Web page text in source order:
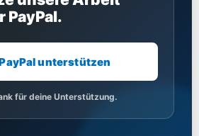
PayPal.
unterstützen
für deine Unterstützung.